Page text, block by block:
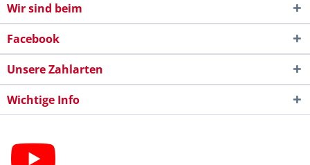
Wir sind beim
Facebook
Unsere Zahlarten
Wichtige Info